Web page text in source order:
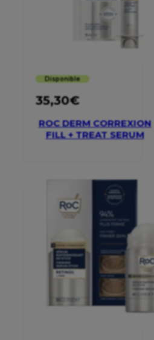
Disponible
35,30€
ROC DERM CORREXION
FILL + TREAT SERUM